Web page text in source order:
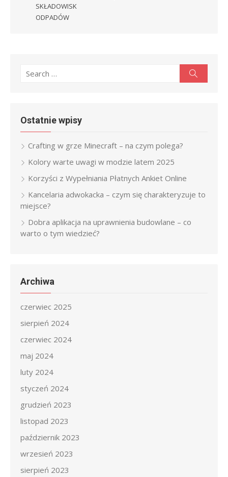
SKŁADOWISK
ODPADÓW
Search
Ostatnie wpisy
Crafting w grze Minecraft – na czym polega?
Kolory warte uwagi w modzie latem 2025
Korzyści z Wypełniania Płatnych Ankiet Online
Kancelaria adwokacka – czym się charakteryzuje to
miejsce?
Dobra aplikacja na uprawnienia budowlane – co
warto o tym wiedzieć?
Archiwa
czerwiec 2025
sierpień 2024
czerwiec 2024
maj 2024
luty 2024
styczeń 2024
grudzień 2023
listopad 2023
październik 2023
wrzesień 2023
sierpień 2023